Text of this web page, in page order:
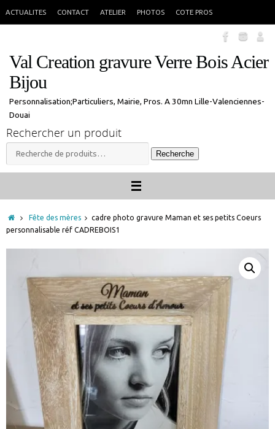
seront traitées à mon retour.
ACTUALITES CONTACT ATELIER PHOTOS COTE PROS
Val Creation gravure Verre Bois Acier
Bijou
Personnalisation;Particuliers, Mairie, Pros. A 30mn Lille-Valenciennes-
Douai
Rechercher un produit
Recherche
pour :
Recherche
Accueil
Fête des mères
cadre photo gravure Maman et ses petits Coeurs
personnalisable réf CADREBOIS1